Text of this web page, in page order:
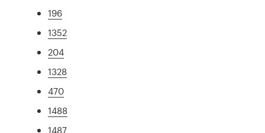
196
1352
204
1328
470
1488
1487